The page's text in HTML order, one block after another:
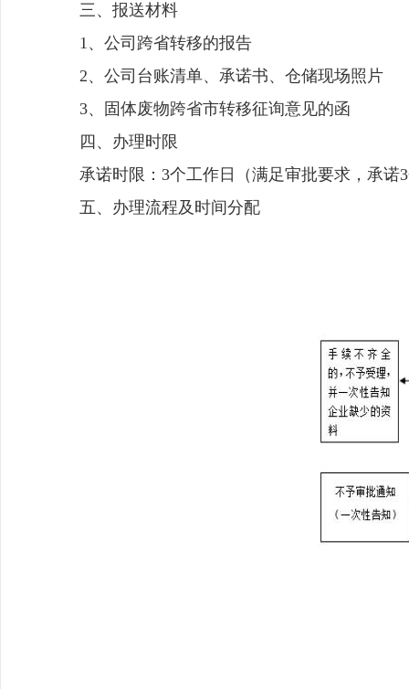
三、报送材料
1、公司跨省转移的报告
2、公司台账清单、承诺书、仓储现场照片
3、固体废物跨省市转移征询意见的函
四、办理时限
承诺时限：3个工作日（满足审批要求，承诺
五、办理流程及时间分配